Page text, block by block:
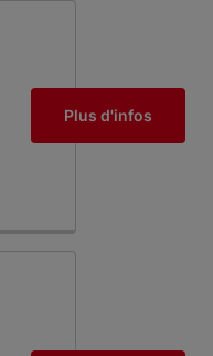
Plus d'infos